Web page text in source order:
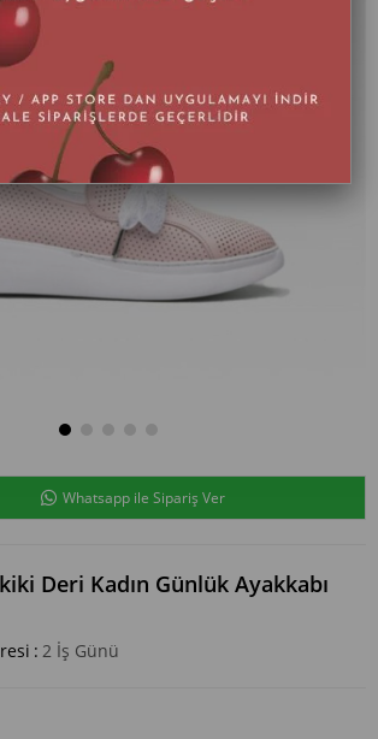
Whatsapp ile Sipariş Ver
Deri Kadın Günlük Ayakkabı
: 2 İş Günü